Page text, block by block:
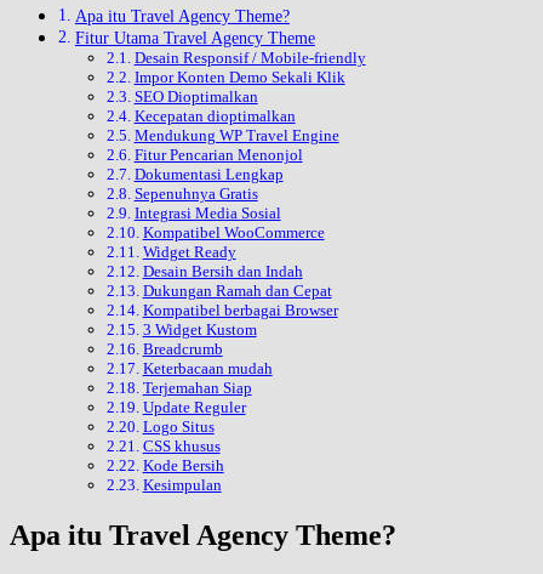
Apa itu Travel Agency Theme?
Fitur Utama Travel Agency Theme
Desain Responsif / Mobile-friendly
Impor Konten Demo Sekali Klik
SEO Dioptimalkan
Kecepatan dioptimalkan
Mendukung WP Travel Engine
Fitur Pencarian Menonjol
Dokumentasi Lengkap
Sepenuhnya Gratis
Integrasi Media Sosial
Kompatibel WooCommerce
Widget Ready
Desain Bersih dan Indah
Dukungan Ramah dan Cepat
Kompatibel berbagai Browser
3 Widget Kustom
Breadcrumb
Keterbacaan mudah
Terjemahan Siap
Update Reguler
Logo Situs
CSS khusus
Kode Bersih
Kesimpulan
Apa itu Travel Agency Theme?